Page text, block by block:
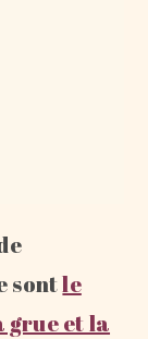
sontle
grue et la